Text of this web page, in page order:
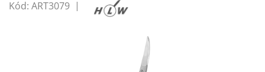
Kód: ART3079